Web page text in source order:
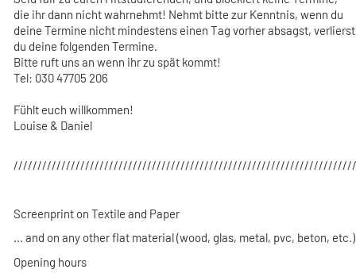
die ihr dann nicht wahrnehmt! Nehmt bitte zur Kenntnis, wenn du
deine Termine nicht mindestens einen Tag vorher absagst, verlierst
du deine folgenden Termine.
Bitte ruft uns an wenn ihr zu spät kommt!
Tel: 030 47705 206
Fühlt euch willkommen!
Louise & Daniel
Screenprint on Textile and Paper
... and on any other flat material (wood, glas, metal, pvc, beton, etc.)
Opening hours